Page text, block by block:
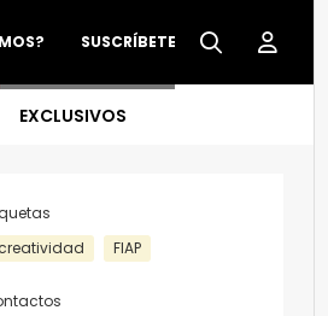
SUSCRÍBETE
EXCLUSIVOS
FIAP